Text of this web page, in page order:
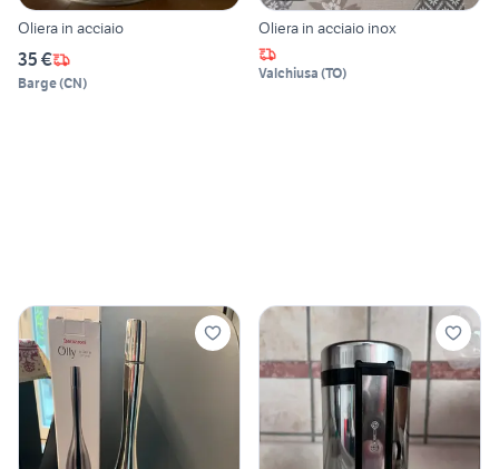
Oliera in acciaio
35 €
Barge(CN)
Oliera in acciaio inox
Valchiusa (TO)